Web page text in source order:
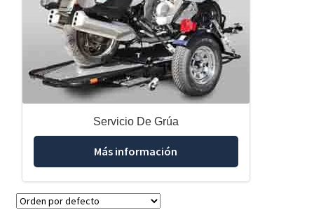
Servicio De Grúa
Más información